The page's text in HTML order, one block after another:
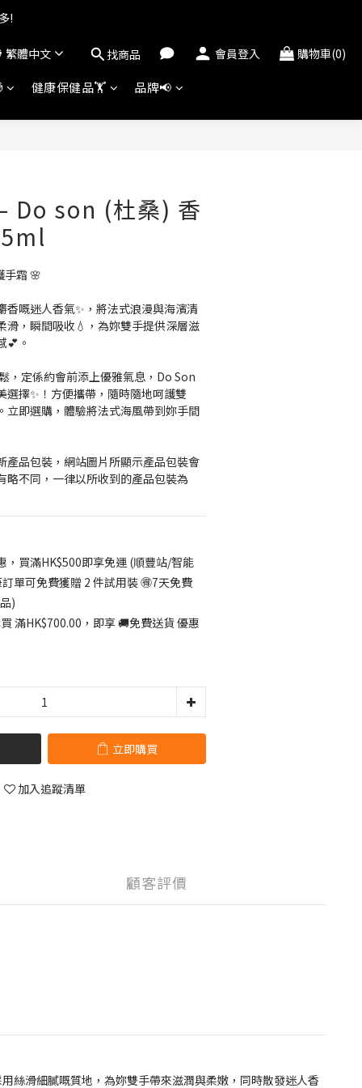
!
繁體中文 找商品 會員登入 購物車(0)
健康保健品🏋️ 品牌📢
Do son (杜桑) 香
手霜 🌸
香嘅迷人香氣✨，將法式浪漫與海濱清
滑，瞬間吸收💧，為妳雙手提供深層滋
💕。
，定係約會前添上優雅氣息，Do Son
選擇✨！方便攜帶，隨時隨地呵護雙
立即選購，體驗將法式海風帶到妳手間
品包裝，網站圖片所顯示產品包裝會
略不同，一律以所收到的產品包裝為
，買滿HK$500即享免運 (順豐站/智能
單可免費獲贈 2 件試用裝 🉐7天免費
)
滿HK$700.00，即享 🚚免費送貨 優惠
立即購買
加入追蹤清單
顧客評價
絲滑細膩嘅質地，為妳雙手帶來滋潤與柔嫩，同時散發迷人香